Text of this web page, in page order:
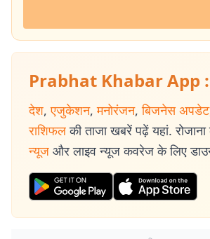
Prabhat Khabar App :
देश, एजुकेशन, मनोरंजन, बिजनेस अपडेट
राशिफल की ताजा खबरें पढ़ें यहां.
न्यूज और लाइव न्यूज कवरेज के लिए